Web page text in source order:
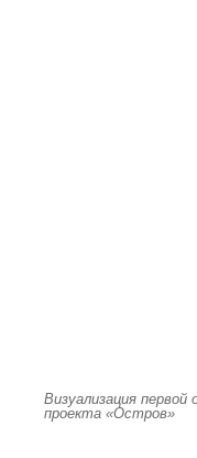
Визуализация первой
проекта «Остров»